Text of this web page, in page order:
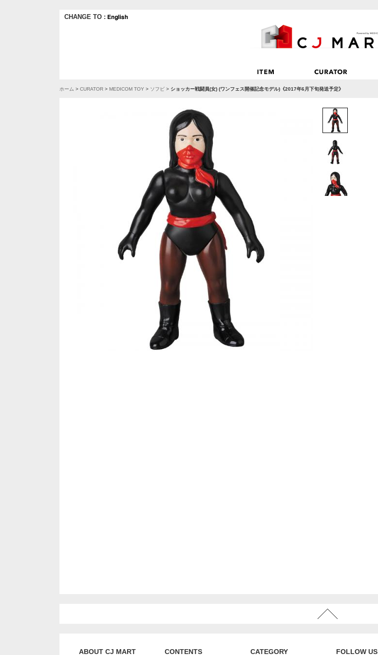
CHANGE TO :
ホーム > CURATOR > MEDICOM TOY > ソフビ > ショッカー戦闘員(女) (ワンフェス開催記念モデル)《2017年6月下旬発送予定》
ABOUT CJ MART CONTENTS CATEGORY FOLLOW US